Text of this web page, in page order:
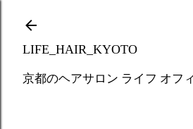
LIFE_HAIR_KYOTO
京都のヘアサロン ライフ オフ